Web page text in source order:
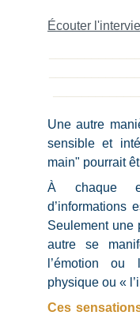
Écouter
Une autre
sensible et
main" pourrait
À chaque
d’informations
Seulement une
autre se
l’émotion ou
physique ou «
Ces